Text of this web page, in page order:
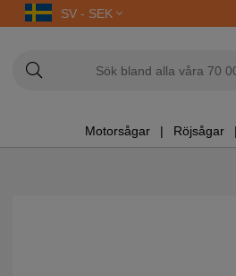
SV - SEK
Motorsågar Röjsågar